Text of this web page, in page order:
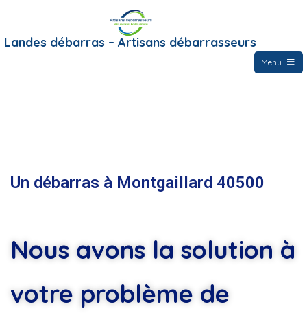
Landes débarras – Artisans débarrasseurs
Menu
Un débarras à Montgaillard 40500
Nous avons la solution à
votre problème de